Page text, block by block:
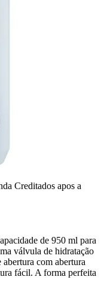
Creditados apos a
de 950 ml para
válvula de hidratação
com abertura
fácil. A forma perfeita